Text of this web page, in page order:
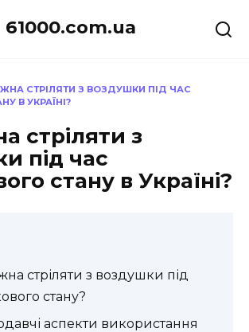
61000.com.ua
СТРІЛЯТИ З ВОЗДУШКИ ПІД ЧАС
В УКРАЇНІ?
стріляти з
під час
стану в Україні?
стріляти з воздушки під
стану?
аспекти використання